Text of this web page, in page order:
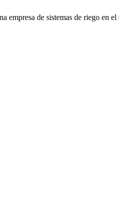
de sistemas de riego en